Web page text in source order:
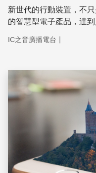
新世代的行動裝置，不
的智慧型電子產品，達
IC之音廣播電台 ｜